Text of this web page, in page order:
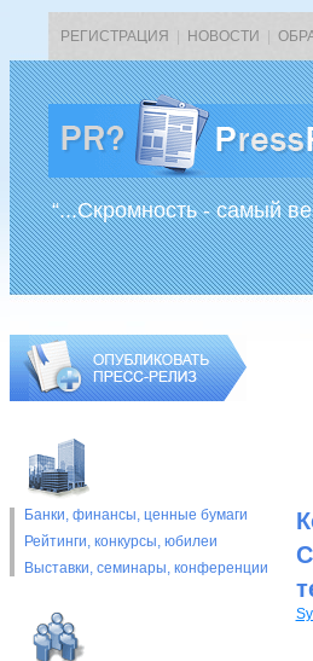
РЕГИСТРАЦИЯ НОВОСТИ
“...Скромность - самый
Банки, финансы, ценные бумаги
Рейтинги, конкурсы, юбилеи
Выставки, cеминары, конференции